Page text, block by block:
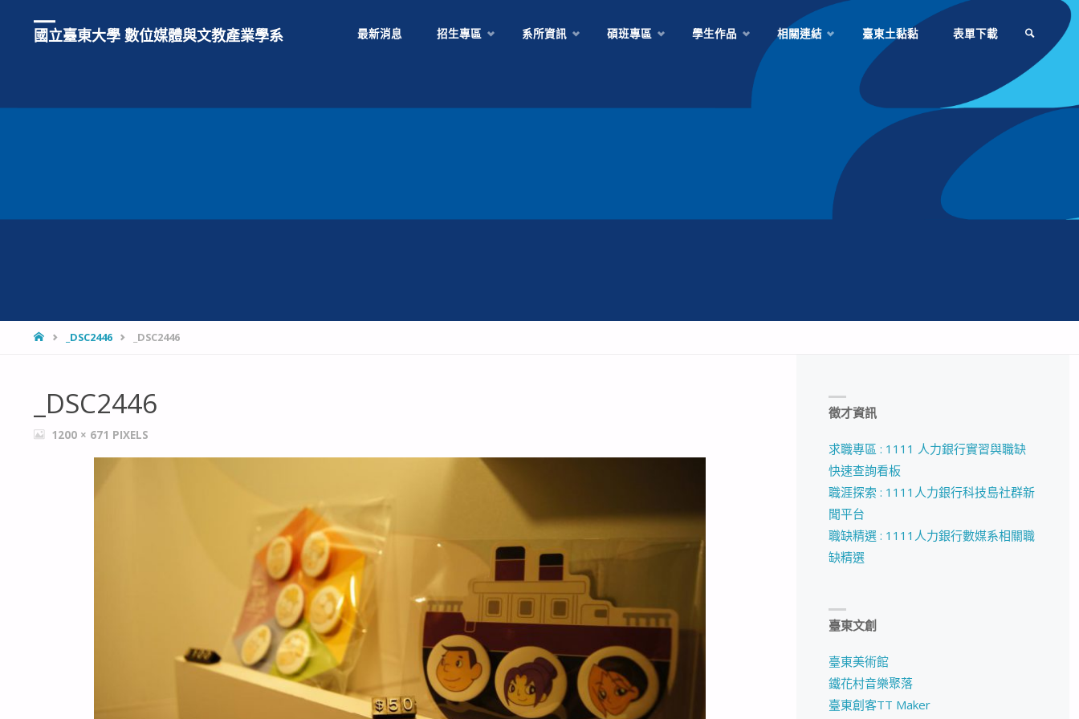
國立臺東大學 數位媒體與文教產業學系 最新消息 招生專區 系所資訊 碩班專區 學生作品 相關連結 臺東土黏黏 表單下載
HOME_DSC2446 _DSC2446
_DSC2446
FULL1200 × 671 PIXELS
徵才資訊
求職專區 : 1111 人力銀行實習與職缺
快速查詢看板
職涯探索 : 1111人力銀行科技島社群新
聞平台
職缺精選 : 1111人力銀行數媒系相關職
缺精選
臺東文創
臺東美術館
鐵花村音樂聚落
臺東創客TT Maker